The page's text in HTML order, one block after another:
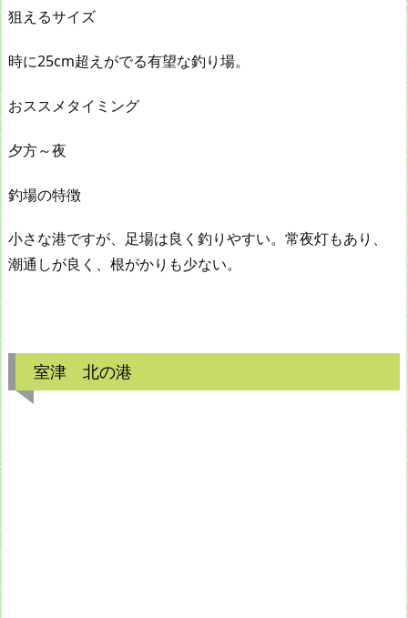
狙えるサイズ
時に25cm超えがでる有望な釣り場。
おススメタイミング
夕方～夜
釣場の特徴
小さな港ですが、足場は良く釣りやすい。常夜灯もあり、
潮通しが良く、根がかりも少ない。
室津 北の港